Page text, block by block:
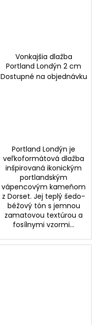
Vonkajšia dlažba
Portland Londýn 2 cm
Dostupné na objednávku
Portland Londýn je
veľkoformátová dlažba
inšpirovaná ikonickým
portlandským
vápencovým kameňom
z Dorset. Jej teplý šedo-
béžový tón s jemnou
zamatovou textúrou a
fosílnymi vzormi...